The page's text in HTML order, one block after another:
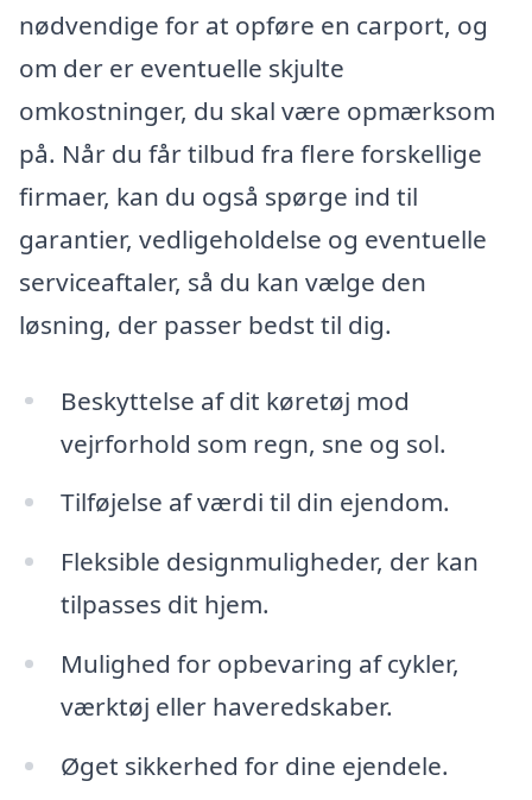
nødvendige for at opføre en carport, og
om der er eventuelle skjulte
omkostninger, du skal være opmærksom
på. Når du får tilbud fra flere forskellige
firmaer, kan du også spørge ind til
garantier, vedligeholdelse og eventuelle
serviceaftaler, så du kan vælge den
løsning, der passer bedst til dig.
Beskyttelse af dit køretøj mod
vejrforhold som regn, sne og sol.
Tilføjelse af værdi til din ejendom.
Fleksible designmuligheder, der kan
tilpasses dit hjem.
Mulighed for opbevaring af cykler,
værktøj eller haveredskaber.
Øget sikkerhed for dine ejendele.